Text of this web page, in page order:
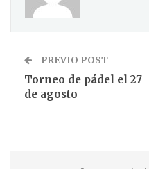
PREVIO POST
Torneo de pádel el 27
de agosto